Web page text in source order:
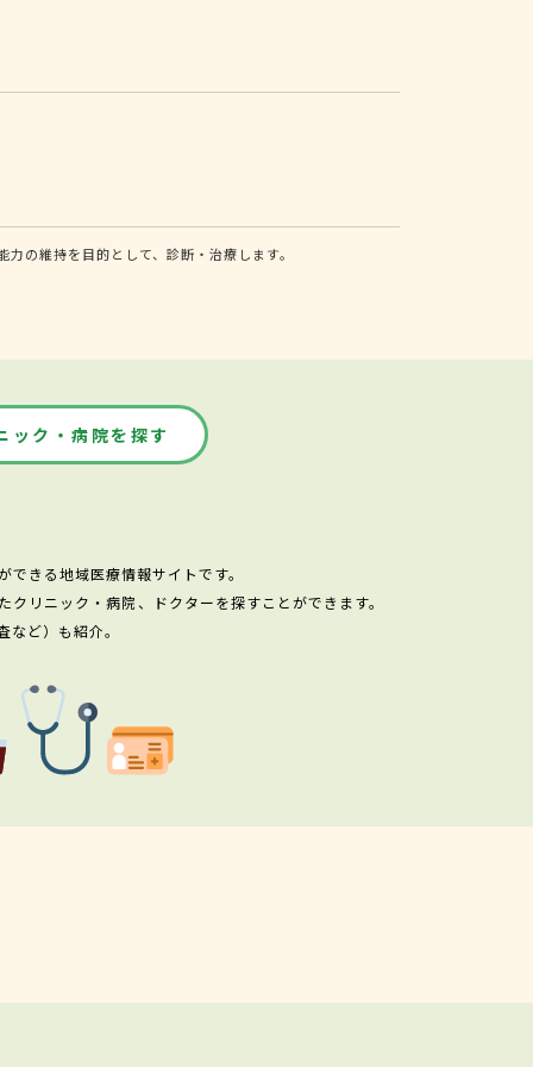
の維持を目的として、診断・治療します。
ック・病院を探す
きる地域医療情報サイトです。
リニック・病院、ドクターを探すことができます。
ど）も紹介。